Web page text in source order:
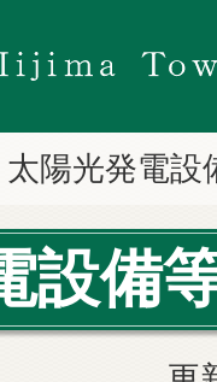
太陽光発電設
設備